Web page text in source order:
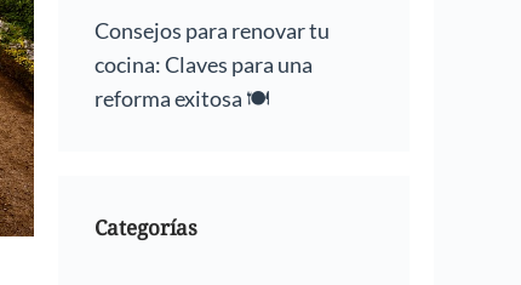
Consejos para renovar tu
cocina: Claves para una
reforma exitosa 🍽️
Categorías